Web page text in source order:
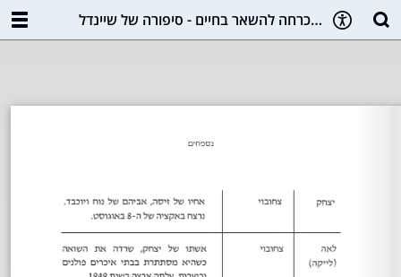
מוכרחה להשאר בחיים - סיפורה של שיינדל